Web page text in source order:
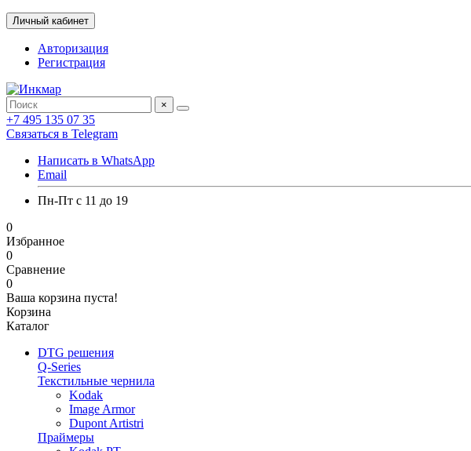
Личный кабинет
Авторизация
Регистрация
×
+7 495 135 07 35
Связаться в Telegram
Написать в WhatsApp
Email
Пн-Пт с 11 до 19
0
Избранное
0
Сравнение
0
Ваша корзина пуста!
Корзина
Каталог
DTG решения
Q-Series
Текстильные чернила
Kodak
Image Armor
Dupont Artistri
Праймеры